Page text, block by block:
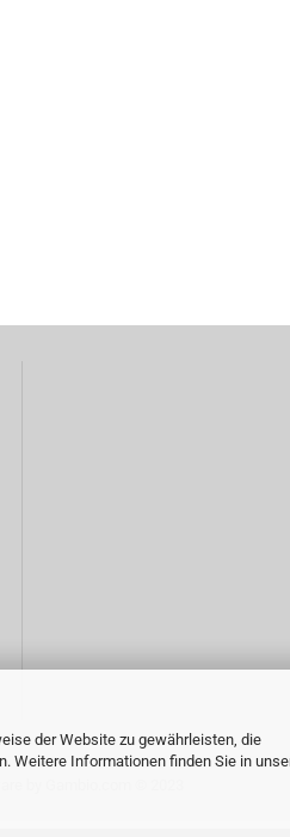
der Website zu gewährleisten, die
Weitere Informationen finden Sie in